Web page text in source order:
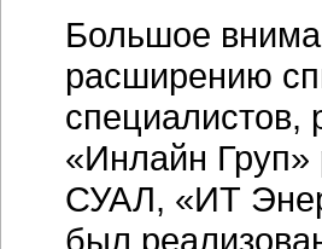
Большое
расширению
специалистов,
«Инлайн Груп»
СУАЛ, «ИТ
был